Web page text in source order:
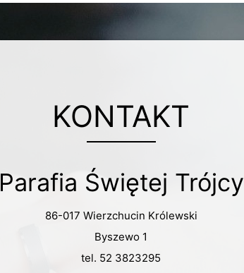
KONTAKT
Parafia Świętej Trójcy
86-017 Wierzchucin Królewski
Byszewo 1
tel. 52 3823295